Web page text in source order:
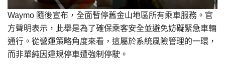
Waymo 隨後宣布，全面暫停舊金山地區所有乘車服務。官
方聲明表示，此舉是為了確保乘客安全並避免妨礙緊急車輛
通行。從營運策略角度來看，這屬於系統風險管理的一環，
而非單純因違規停車遭強制停駛。